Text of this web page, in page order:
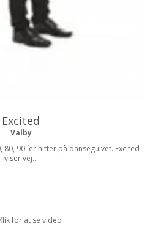
Excited
Valby
90 ´er hitter på dansegulvet. Excited
viser vej...
for at se video